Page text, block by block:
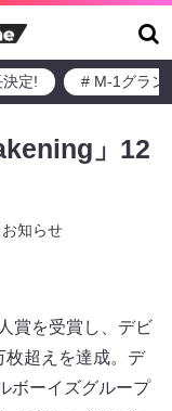
定! # M-1グラン
」12
お知らせ
賞を受賞し、デビ
枚超えを達成。デ
ボーイズグループ